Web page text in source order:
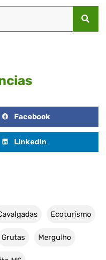
Facebook
LinkedIn
Ecoturismo
Grutas Mergulho